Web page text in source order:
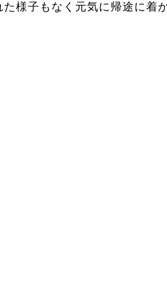
様子もなく元気に帰途に着